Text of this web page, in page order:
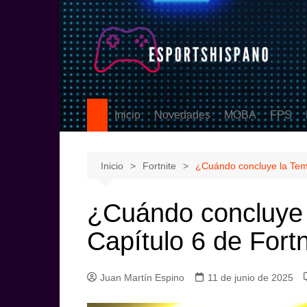
Inicio Novedades
eSports
MOBA
DOTA2
FPS
Inicio Fortnite ¿Cuándo concluye la
¿Cuándo
Capítulo 6 de
Juan Martín Espino 11 de junio de 2025